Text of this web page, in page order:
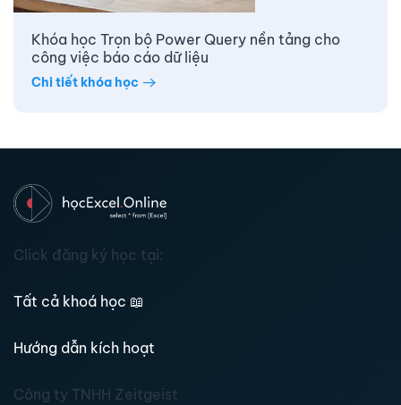
Khóa học Trọn bộ Power Query nền tảng cho
công việc báo cáo dữ liệu
Chi tiết khóa học
Click đăng ký học tại:
Tất cả khoá học 📖
Hướng dẫn kích hoạt
Công ty TNHH Zeitgeist